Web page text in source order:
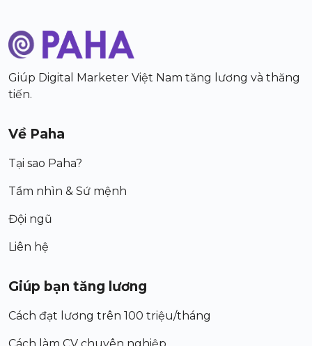
Giúp Digital Marketer Việt Nam tăng lương và thăng
tiến.
Về Paha
Tại sao Paha?
Tầm nhìn & Sứ mệnh
Đội ngũ
Liên hệ
Giúp bạn tăng lương
Cách đạt lương trên 100 triệu/tháng